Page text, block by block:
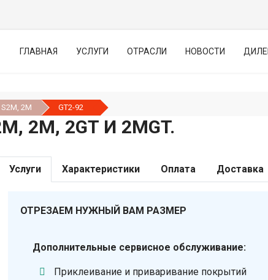
ГЛАВНАЯ УСЛУГИ ОТРАСЛИ НОВОСТИ
S2М, 2М GT2-92
2M, 2GT И 2MGT.
Услуги Характеристики Оплата Доставка
ОТРЕЗАЕМ НУЖНЫЙ ВАМ РАЗМЕР
Дополнительные сервисное обслуживание:
Приклеивание и приваривание покрытий